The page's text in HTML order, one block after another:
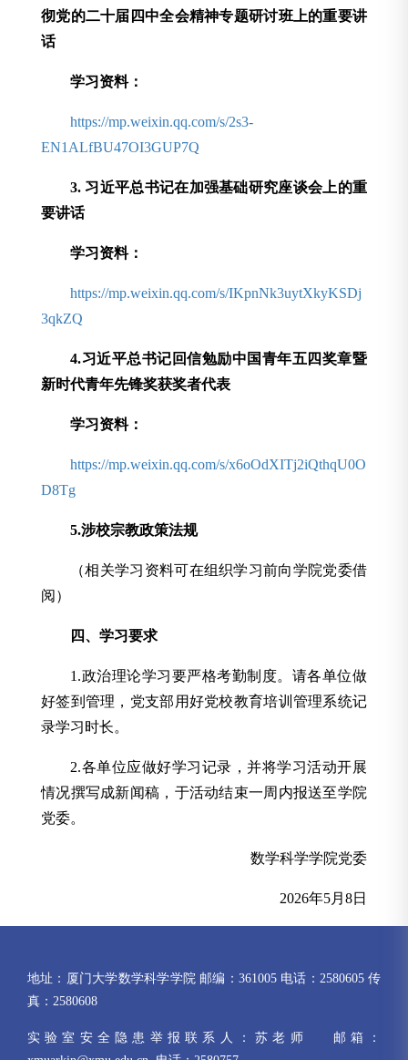
彻党的二十届四中全会精神专题研讨班上的重要讲
话
学习资料：
https://mp.weixin.qq.com/s/2s3-
EN1ALfBU47OI3GUP7Q
3. 习近平总书记在加强基础研究座谈会上的重
要讲话
学习资料：
https://mp.weixin.qq.com/s/IKpnNk3uytXkyKSDj
3qkZQ
4.习近平总书记回信勉励中国青年五四奖章暨
新时代青年先锋奖获奖者代表
学习资料：
https://mp.weixin.qq.com/s/x6oOdXITj2iQthqU0O
D8Tg
5.涉校宗教政策法规
（相关学习资料可在组织学习前向学院党委借
阅）
四、学习要求
1.政治理论学习要严格考勤制度。请各单位做
好签到管理，党支部用好党校教育培训管理系统记
录学习时长。
2.各单位应做好学习记录，并将学习活动开展
情况撰写成新闻稿，于活动结束一周内报送至学院
党委。
数学科学学院党委
2026年5月8日
地址：厦门大学数学科学学院 邮编：361005 电话：2580605 传
真：2580608
实验室安全隐患举报联系人：苏老师 邮箱：